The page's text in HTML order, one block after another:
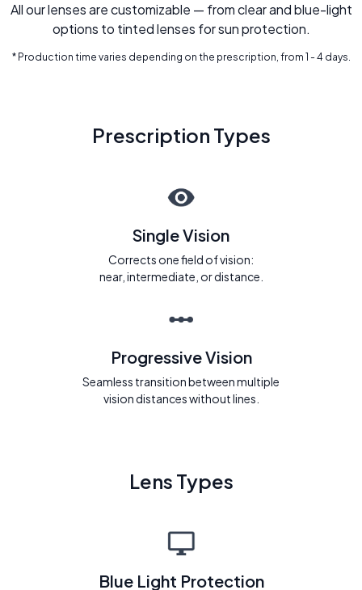
All our lenses are customizable — from clear and blue-light
options to tinted lenses for sun protection.
* Production time varies depending on the prescription, from 1 - 4 days.
Prescription Types
Single Vision
Corrects one field of vision:
near, intermediate, or distance.
Progressive Vision
Seamless transition between multiple
vision distances without lines.
Lens Types
Blue Light Protection